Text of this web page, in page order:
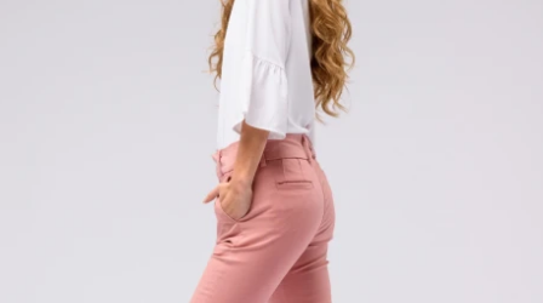
Envíos, cambios y devoluciones